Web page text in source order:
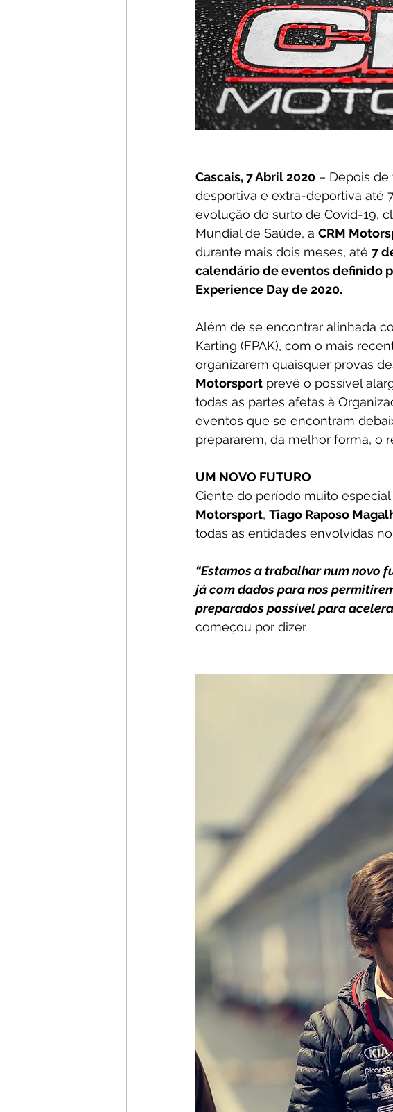
Cascais, 7 Abril 2020 – Depois
desportiva e extra-deportiva até
evolução do surto de Covid-19,
Mundial de Saúde, a CRM
durante mais dois meses, até 7
calendário de eventos definido
Experience Day de 2020.
Além de se encontrar alinhada
Karting (FPAK), com o mais
organizarem quaisquer provas
Motorsport prevê o possível
todas as partes afetas à
eventos que se encontram
prepararem, da melhor forma, o
UM NOVO FUTURO
Ciente do período muito
Motorsport, Tiago Raposo
todas as entidades envolvidas
“Estamos a trabalhar num novo
já com dados para nos
preparados possível para
começou por dizer.